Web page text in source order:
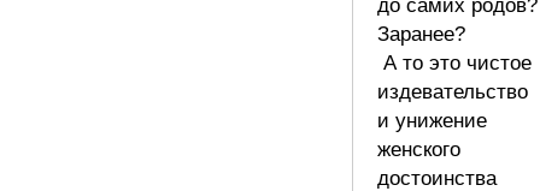
до самих родов?
Заранее?
А то это чистое
издевательство
и унижение
женского
достоинства